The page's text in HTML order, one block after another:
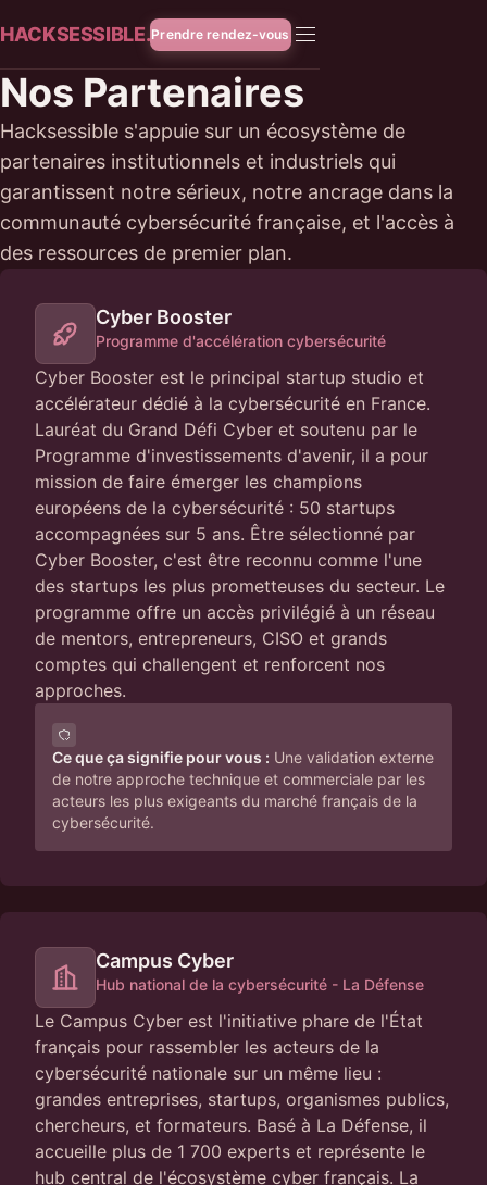
HACKSESSIBLE.Prendre rendez-vous
Nos Partenaires
Hacksessible s'appuie sur un écosystème de
partenaires institutionnels et industriels qui
garantissent notre sérieux, notre ancrage dans la
communauté cybersécurité française, et l'accès à
des ressources de premier plan.
Cyber Booster
Programme d'accélération cybersécurité
Cyber Booster est le principal startup studio et
accélérateur dédié à la cybersécurité en France.
Lauréat du Grand Défi Cyber et soutenu par le
Programme d'investissements d'avenir, il a pour
mission de faire émerger les champions
européens de la cybersécurité : 50 startups
accompagnées sur 5 ans. Être sélectionné par
Cyber Booster, c'est être reconnu comme l'une
des startups les plus prometteuses du secteur. Le
programme offre un accès privilégié à un réseau
de mentors, entrepreneurs, CISO et grands
comptes qui challengent et renforcent nos
approches.
Ce que ça signifie pour vous : Une validation externe
de notre approche technique et commerciale par les
acteurs les plus exigeants du marché français de la
cybersécurité.
Campus Cyber
Hub national de la cybersécurité - La Défense
Le Campus Cyber est l'initiative phare de l'État
français pour rassembler les acteurs de la
cybersécurité nationale sur un même lieu :
grandes entreprises, startups, organismes publics,
chercheurs, et formateurs. Basé à La Défense, il
accueille plus de 1 700 experts et représente le
hub central de l'écosystème cyber français. La